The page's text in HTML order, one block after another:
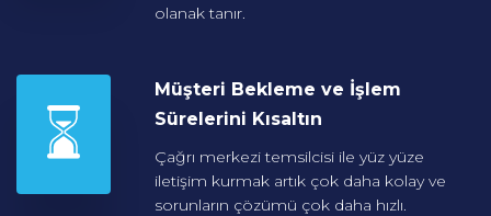
olanak tanır.
Müşteri Bekleme ve İşlem
Sürelerini Kısaltın
Çağrı merkezi temsilcisi ile yüz yüze
iletişim kurmak artık çok daha kolay ve
sorunların çözümü çok daha hızlı.